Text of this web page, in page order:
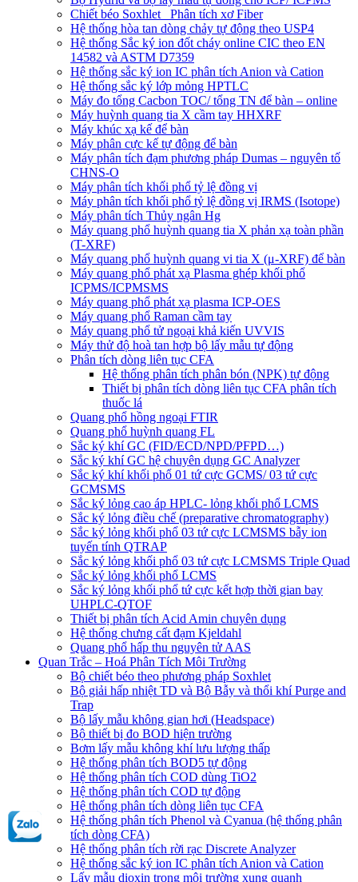
Chiết béo Soxhlet_ Phân tích xơ Fiber
Hệ thống hòa tan dòng chảy tự động theo USP4
Hệ thống Sắc ký ion đốt cháy online CIC theo EN
14582 và ASTM D7359
Hệ thống sắc ký ion IC phân tích Anion và Cation
Hệ thống sắc ký lớp mỏng HPTLC
Máy đo tổng Cacbon TOC/ tổng TN để bàn – online
Máy huỳnh quang tia X cầm tay HHXRF
Máy khúc xạ kế để bàn
Máy phân cực kế tự động để bàn
Máy phân tích đạm phương pháp Dumas – nguyên tố
CHNS-O
Máy phân tích khối phổ tỷ lệ đồng vị
Máy phân tích khối phổ tỷ lệ đồng vị IRMS (Isotope)
Máy phân tích Thủy ngân Hg
Máy quang phổ huỳnh quang tia X phản xạ toàn phần
(T-XRF)
Máy quang phổ huỳnh quang vi tia X (μ-XRF) để bàn
Máy quang phổ phát xạ Plasma ghép khối phổ
ICPMS/ICPMSMS
Máy quang phổ phát xạ plasma ICP-OES
Máy quang phổ Raman cầm tay
Máy quang phổ tử ngoại khả kiến UVVIS
Máy thử độ hoà tan hợp bộ lấy mẫu tự động
Phân tích dòng liên tục CFA
Hệ thống phân tích phân bón (NPK) tự động
Thiết bị phân tích dòng liên tục CFA phân tích
thuốc lá
Quang phổ hồng ngoại FTIR
Quang phổ huỳnh quang FL
Sắc ký khí GC (FID/ECD/NPD/PFPD…)
Sắc ký khí GC hệ chuyên dụng GC Analyzer
Sắc ký khí khối phổ 01 tứ cực GCMS/ 03 tứ cực
GCMSMS
Sắc ký lỏng cao áp HPLC- lỏng khối phổ LCMS
Sắc ký lỏng điều chế (preparative chromatography)
Sắc ký lỏng khối phổ 03 tứ cực LCMSMS bẫy ion
tuyến tính QTRAP
Sắc ký lỏng khối phổ 03 tứ cực LCMSMS Triple Quad
Sắc ký lỏng khối phổ LCMS
Sắc ký lỏng khối phổ tứ cực kết hợp thời gian bay
UHPLC-QTOF
Thiết bị phân tích Acid Amin chuyên dụng
Hệ thống chưng cất đạm Kjeldahl
Quang phổ hấp thu nguyên tử AAS
Quan Trắc – Hoá Phân Tích Môi Trường
Bộ chiết béo theo phương pháp Soxhlet
Bộ giải hấp nhiệt TD và Bộ Bẫy và thổi khí Purge and
Trap
Bộ lấy mẫu không gian hơi (Headspace)
Bộ thiết bị đo BOD hiện trường
Bơm lấy mẫu không khí lưu lượng thấp
Hệ thống phân tích BOD5 tự động
Hệ thống phân tích COD dùng TiO2
Hệ thống phân tích COD tự động
Hệ thống phân tích dòng liên tục CFA
Hệ thống phân tích Phenol và Cyanua (hệ thống phân
tích dòng CFA)
Hệ thống phân tích rời rạc Discrete Analyzer
Hệ thống sắc ký ion IC phân tích Anion và Cation
Lấy mẫu dioxin trong môi trường xung quanh